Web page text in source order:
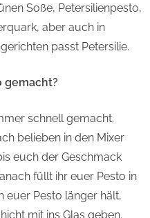
Soße, Petersilienpesto,
aber auch in
passt Petersilie.
gemacht?
schnell gemacht.
belieben in den Mixer
euch der Geschmack
füllt ihr euer Pesto in
euer Pesto länger hält,
mit ins Glas geben.